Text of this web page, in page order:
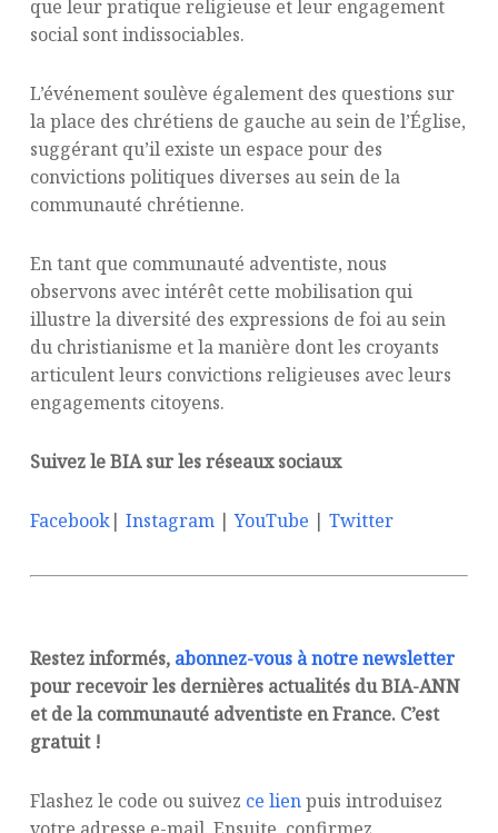
que leur pratique religieuse et leur engagement
social sont indissociables.
L’événement soulève également des questions sur
la place des chrétiens de gauche au sein de l’Église,
suggérant qu’il existe un espace pour des
convictions politiques diverses au sein de la
communauté chrétienne.
En tant que communauté adventiste, nous
observons avec intérêt cette mobilisation qui
illustre la diversité des expressions de foi au sein
du christianisme et la manière dont les croyants
articulent leurs convictions religieuses avec leurs
engagements citoyens.
Suivez le BIA sur les réseaux sociaux
Facebook| Instagram|YouTube | Twitter
Restez informés, abonnez-vous à notre newsletter
pour recevoir les dernières actualités du BIA-ANN
et de la communauté adventiste en France. C’est
gratuit !
Flashez le code ou suivez ce lienpuis introduisez